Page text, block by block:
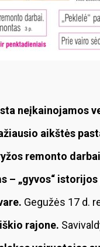
neįkainojamos
aikštės
remonto
– „gyvos“
Gegužės 17 d.
rajone.